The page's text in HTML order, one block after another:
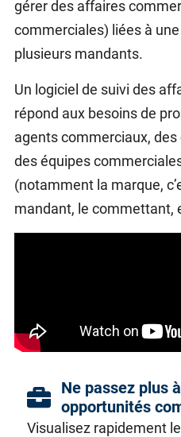
gérer des affaires
commerciales) liées à
plusieurs mandants.
Un logiciel de suivi des
répond aux besoins de
agents commerciaux,
des équipes
(notamment la marque,
mandant, le commettant,
Ne passez plus
opportunités
Visualisez rapidement